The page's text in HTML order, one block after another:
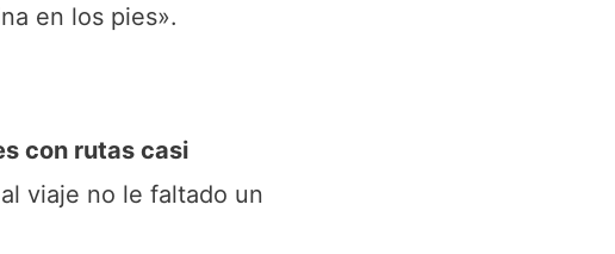
en los pies».
con rutas casi
viaje no le faltado un